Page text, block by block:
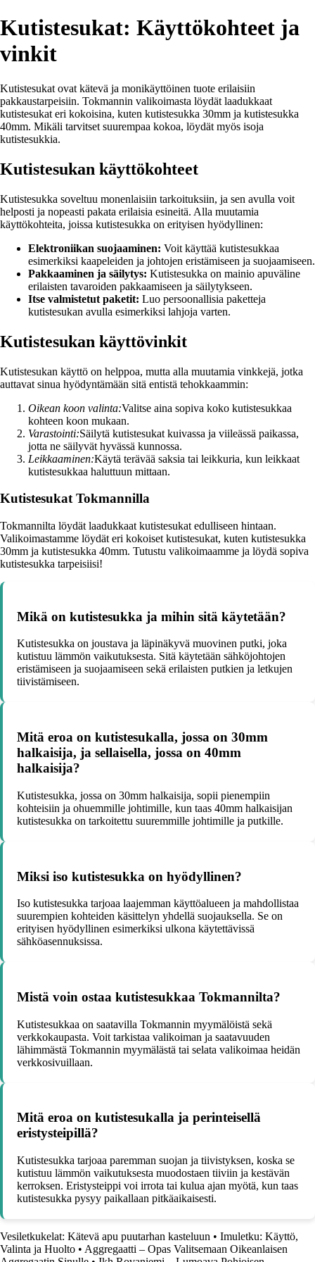
Kutistesukat: Käyttökohteet ja
vinkit
Kutistesukat ovat kätevä ja monikäyttöinen tuote erilaisiin
pakkaustarpeisiin. Tokmannin valikoimasta löydät laadukkaat
kutistesukat eri kokoisina, kuten kutistesukka 30mm ja kutistesukka
40mm. Mikäli tarvitset suurempaa kokoa, löydät myös isoja
kutistesukkia.
Kutistesukan käyttökohteet
Kutistesukka soveltuu monenlaisiin tarkoituksiin, ja sen avulla voit
helposti ja nopeasti pakata erilaisia esineitä. Alla muutamia
käyttökohteita, joissa kutistesukka on erityisen hyödyllinen:
Elektroniikan suojaaminen: Voit käyttää kutistesukkaa
esimerkiksi kaapeleiden ja johtojen eristämiseen ja suojaamiseen.
Pakkaaminen ja säilytys: Kutistesukka on mainio apuväline
erilaisten tavaroiden pakkaamiseen ja säilytykseen.
Itse valmistetut paketit: Luo persoonallisia paketteja
kutistesukan avulla esimerkiksi lahjoja varten.
Kutistesukan käyttövinkit
Kutistesukan käyttö on helppoa, mutta alla muutamia vinkkejä, jotka
auttavat sinua hyödyntämään sitä entistä tehokkaammin:
Oikean koon valinta:Valitse aina sopiva koko kutistesukkaa
kohteen koon mukaan.
Varastointi:Säilytä kutistesukat kuivassa ja viileässä paikassa,
jotta ne säilyvät hyvässä kunnossa.
Leikkaaminen:Käytä terävää saksia tai leikkuria, kun leikkaat
kutistesukkaa haluttuun mittaan.
Kutistesukat Tokmannilla
Tokmannilta löydät laadukkaat kutistesukat edulliseen hintaan.
Valikoimastamme löydät eri kokoiset kutistesukat, kuten kutistesukka
30mm ja kutistesukka 40mm. Tutustu valikoimaamme ja löydä sopiva
kutistesukka tarpeisiisi!
Mikä on kutistesukka ja mihin sitä käytetään?
Kutistesukka on joustava ja läpinäkyvä muovinen putki, joka
kutistuu lämmön vaikutuksesta. Sitä käytetään sähköjohtojen
eristämiseen ja suojaamiseen sekä erilaisten putkien ja letkujen
tiivistämiseen.
Mitä eroa on kutistesukalla, jossa on 30mm
halkaisija, ja sellaisella, jossa on 40mm
halkaisija?
Kutistesukka, jossa on 30mm halkaisija, sopii pienempiin
kohteisiin ja ohuemmille johtimille, kun taas 40mm halkaisijan
kutistesukka on tarkoitettu suuremmille johtimille ja putkille.
Miksi iso kutistesukka on hyödyllinen?
Iso kutistesukka tarjoaa laajemman käyttöalueen ja mahdollistaa
suurempien kohteiden käsittelyn yhdellä suojauksella. Se on
erityisen hyödyllinen esimerkiksi ulkona käytettävissä
sähköasennuksissa.
Mistä voin ostaa kutistesukkaa Tokmannilta?
Kutistesukkaa on saatavilla Tokmannin myymälöistä sekä
verkkokaupasta. Voit tarkistaa valikoiman ja saatavuuden
lähimmästä Tokmannin myymälästä tai selata valikoimaa heidän
verkkosivuillaan.
Mitä eroa on kutistesukalla ja perinteisellä
eristysteipillä?
Kutistesukka tarjoaa paremman suojan ja tiivistyksen, koska se
kutistuu lämmön vaikutuksesta muodostaen tiiviin ja kestävän
kerroksen. Eristysteippi voi irrota tai kulua ajan myötä, kun taas
kutistesukka pysyy paikallaan pitkäaikaisesti.
Vesiletkukelat: Kätevä apu puutarhan kasteluun • Imuletku: Käyttö,
Valinta ja Huolto • Aggregaatti – Opas Valitsemaan Oikeanlaisen